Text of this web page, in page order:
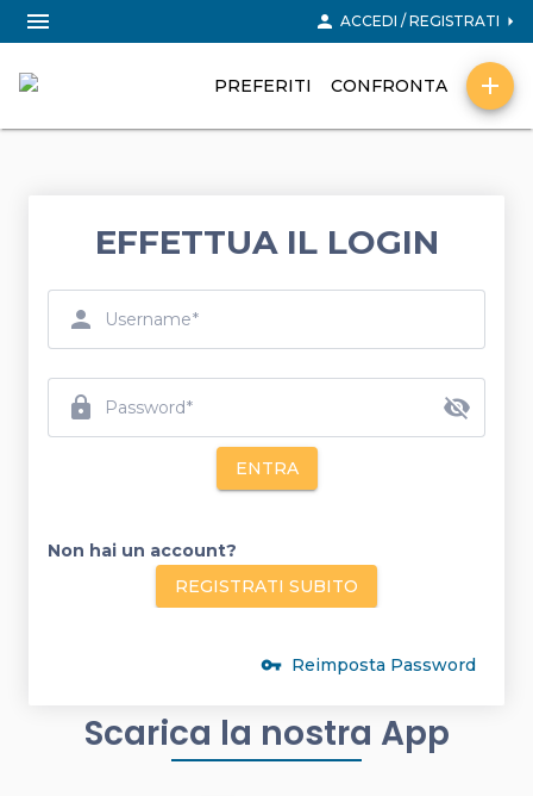
menu person ACCEDI / REGISTRATI arrow_right
PREFERITI CONFRONTA add
EFFETTUA IL LOGIN
person Username
lock visibility_off
Password
ENTRA
Non hai un account?
REGISTRATI SUBITO
vpn_key Reimposta Password
Scarica la nostra App